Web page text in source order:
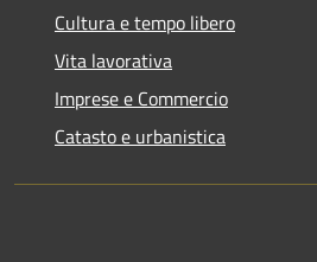
Cultura e tempo libero
Vita lavorativa
Imprese e Commercio
Catasto e urbanistica